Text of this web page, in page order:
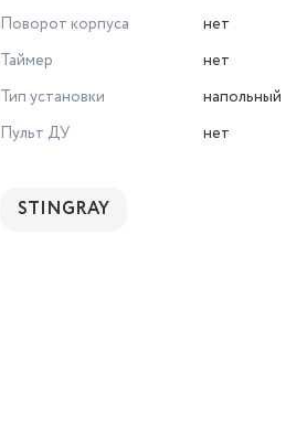
Поворот корпуса
нет
Таймер
нет
Тип установки
напольный
Пульт ДУ
нет
STINGRAY